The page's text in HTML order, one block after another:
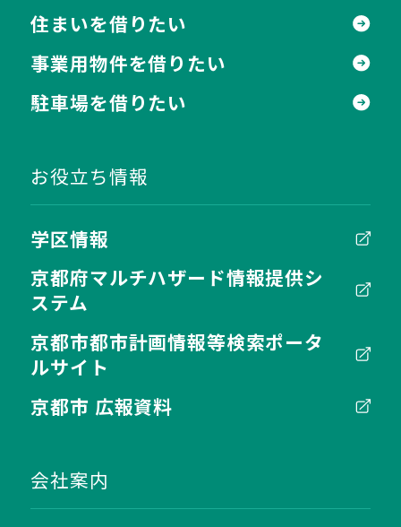
住まいを借りたい
事業用物件を借りたい
駐車場を借りたい
お役立ち情報
学区情報
京都府マルチハザード情報提供シ
ステム
京都市都市計画情報等検索ポータ
ルサイト
京都市 広報資料
会社案内